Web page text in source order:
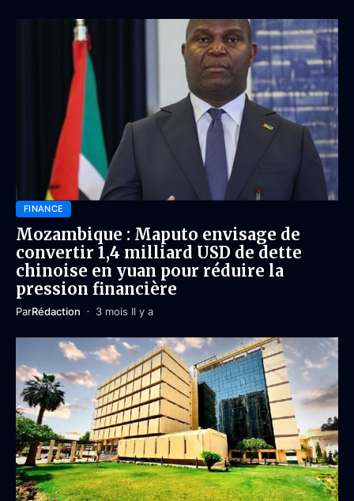
FINANCE
Mozambique : Maputo envisage de
convertir 1,4 milliard USD de dette
chinoise en yuan pour réduire la
pression financière
ParRédaction 3 mois Il y a